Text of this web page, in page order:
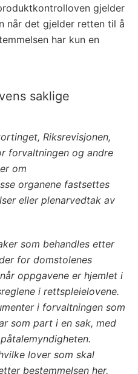
gjelder
når det gjelder retten til å
har kun en
saklige
Riksrevisjonen,
forvaltningen og andre
om
organene fastsettes
eller plenarvedtak av
som behandles etter
for domstolenes
oppgavene er hjemlet i
i rettspleielovene.
i forvaltningen som
som part i en sak, med
lover som skal
bestemmelsen her.